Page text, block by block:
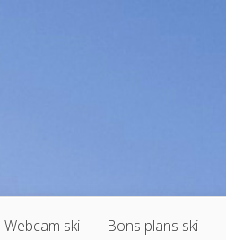
Webcam ski Bons plans ski